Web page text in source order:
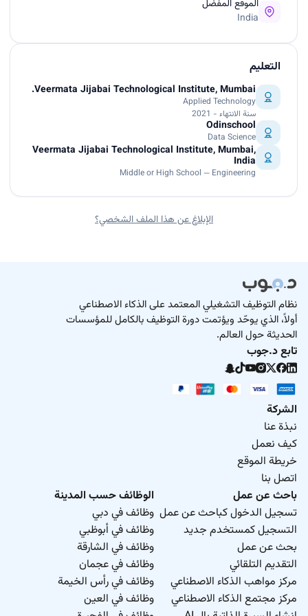
الموقع المفضل
India
التعليم
Veermata Jijabai Technological Institute, Mumbai.
Applied Technology
سنة الانتهاء - 2021
Odinschool
Data Science
Veermata Jijabai Technological Institute, Mumbai,
India
Middle or High School — Engineering
الإبلاغ عن هذا الملف الشخصي؟
نظام التوظيف التشغيلي المعتمد على الذكاء الاصطناعي
أولاً، الذي يوحّد ويؤتمت دورة التوظيف بالكامل للمؤسسات
الحديثة حول العالم.
تابع د.جوب
الشركة
نبذة عنا
كيف نعمل
خريطة الموقع
اتصل بنا
باحث عن عمل
تسجيل الدخول كباحث عن عمل
التسجيل كمستخدم جديد
بحث عن عمل
التقديم التلقائي
مركز مواهب الذكاء الاصطناعي
مركز مجتمع الذكاء الاصطناعي
الوظائف حسب المدينة
وظائف في دبي
وظائف في أبوظبي
وظائف في الشارقة
وظائف في عجمان
وظائف في رأس الخيمة
وظائف في العين